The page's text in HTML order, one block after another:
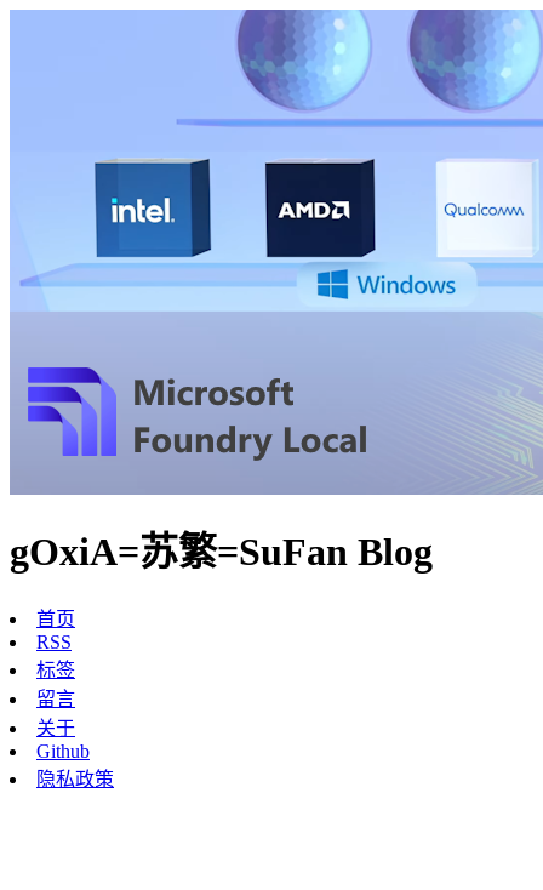
gOxiA=苏繁=SuFan Blog
首页
RSS
标签
留言
关于
Github
隐私政策